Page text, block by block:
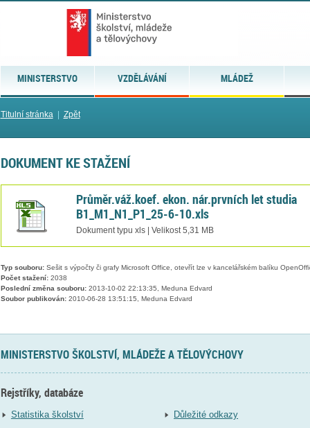
MINISTERSTVO VZDĚLÁVÁNÍ MLÁDEŽ
Titulní stránka| Zpět
DOKUMENT KE STAŽENÍ
Průměr.váž.koef. ekon. nár.prvních let studia
B1_M1_N1_P1_25-6-10.xls
Dokument typu xls | Velikost 5,31 MB
Typ souboru:Sešit s výpočty či grafy Microsoft Office, otevřít lze v kancelářském balíku
Počet stažení:2038
Poslední změna souboru:2013-10-02 22:13:35, Meduna Edvard
Soubor publikován:2010-06-28 13:51:15, Meduna Edvard
MINISTERSTVO ŠKOLSTVÍ, MLÁDEŽE A TĚLOVÝCHOVY
Rejstříky, databáze
Statistika školství
Důležité odkazy